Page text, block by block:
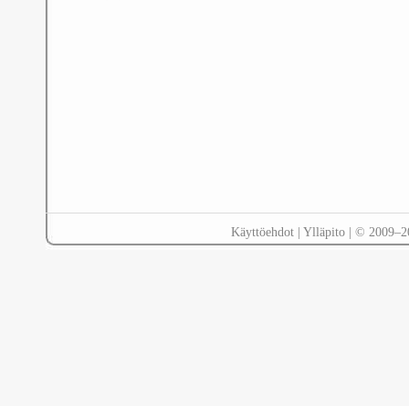
Käyttöehdot| Ylläpito| ©